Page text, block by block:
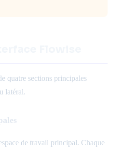
quatre sections principales
latéral.
de travail principal. Chaque